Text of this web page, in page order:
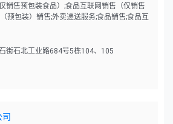
销售预包装食品）;食品互联网销售（仅销售
预包装）销售;外卖递送服务;食品销售;食品互
街石北工业路684号5栋104、105